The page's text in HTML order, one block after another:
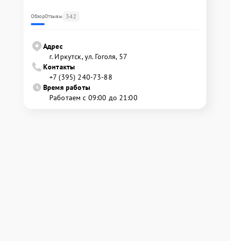
ОбзорОтзывы 342
Адрес
г. Иркутск, ул. ​Гоголя, 57
Контакты
+7 (395) 240-73-88
Время работы
Работаем с 09:00 до 21:00